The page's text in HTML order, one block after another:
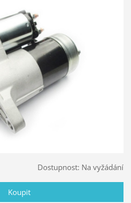
Dostupnost: Na vyžádání